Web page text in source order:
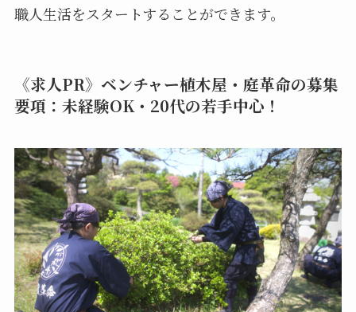
職人生活をスタートすることができます。
《求人PR》ベンチャー植木屋・庭革命の募集
要項：未経験OK・20代の若手中心！